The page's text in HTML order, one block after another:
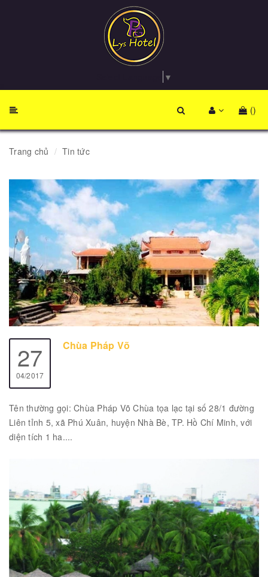
▼
Toggle
()
Trang chủ Tin tức
27
04/2017
Chùa Pháp Võ
Tên thường gọi: Chùa Pháp Võ Chùa tọa lạc tại số 28/1 đường
Liên tỉnh 5, xã Phú Xuân, huyện Nhà Bè, TP. Hồ Chí Minh, với
diện tích 1 ha....